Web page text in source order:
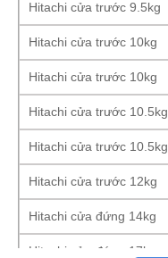
Hitachi cửa trước 9.5kg
Hitachi cửa trước 10kg
Hitachi cửa trước 10kg
Hitachi cửa trước 10.5kg
Hitachi cửa trước 10.5kg
Hitachi cửa trước 12kg
Hitachi cửa đứng 14kg
Hitachi cửa đứng 17kg